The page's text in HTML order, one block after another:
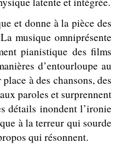
et donne à la pièce des
musique omniprésente
pianistique des films
d’entourloupe au
à des chansons, des
paroles et surprennent
détails inondent l’ironie
à la terreur qui sourde
qui résonnent.